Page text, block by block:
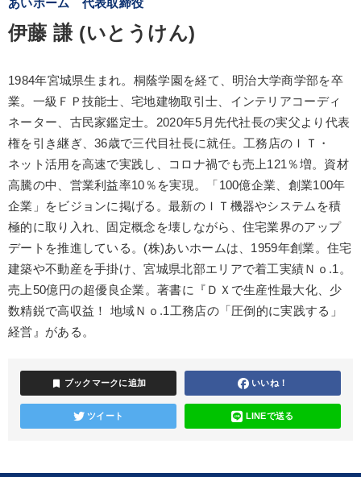
あいホーム 代表取締役
伊藤 謙 (いとうけん)
1984年宮城県生まれ。桐蔭学園を経て、明治大学商学部を卒
業。一級ＦＰ技能士、宅地建物取引士、インテリアコーディ
ネーター、古民家鑑定士。2020年5月先代社長の実父より代表
権を引き継ぎ、36歳で三代目社長に就任。工務店のＩＴ・
ネット活用を高速で実践し、コロナ禍でも売上121％増。資材
高騰の中、営業利益率10％を実現。「100億企業、創業100年
企業」をビジョンに掲げる。最新のＩＴ機器やシステムを積
極的に取り入れ、固定概念を壊しながら、住宅業界のアップ
デートを推進している。(株)あいホームは、1959年創業。住宅
建築や不動産を手掛け、宮城県北部エリアで着工実績Ｎｏ.1。
売上50億円の超優良企業。著書に『ＤＸで生産性最大化、少
数精鋭で高収益！ 地域Ｎｏ.1工務店の「圧倒的に実践する」
経営』がある。
bookmark ブックマークに追加 いいね！
ツイート LINEで送る